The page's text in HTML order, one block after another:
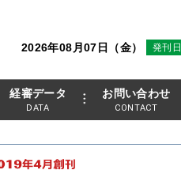
2026年08月07日（金） 発刊日
経審データ
DATA
お問い合わせ
CONTACT